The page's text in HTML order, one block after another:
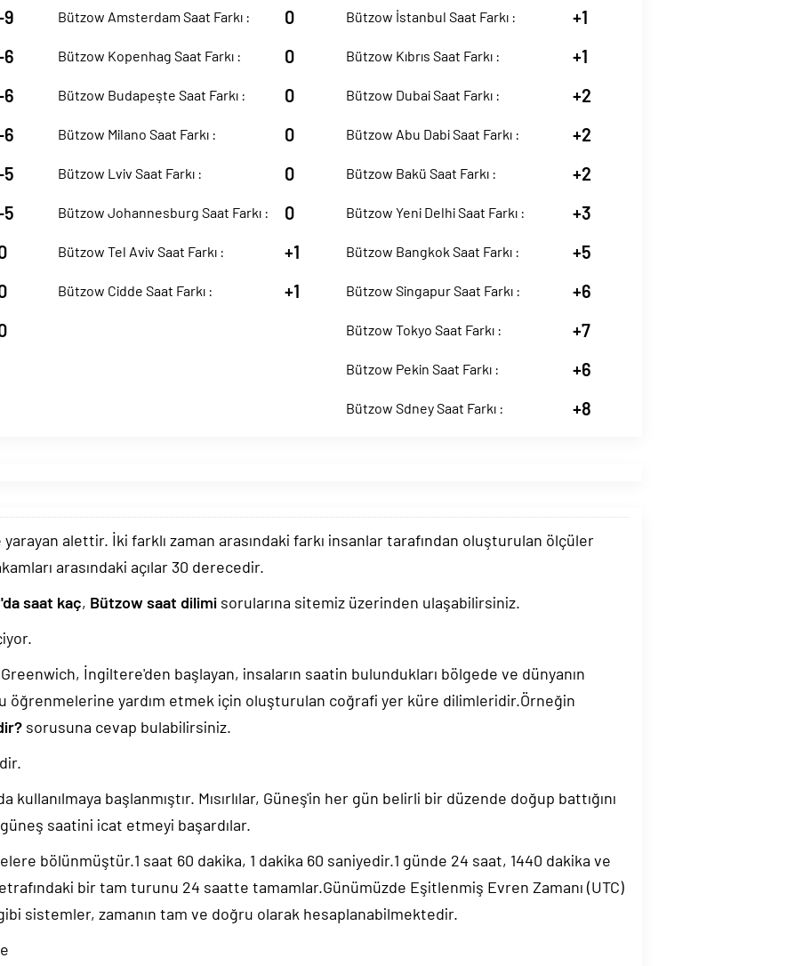
Bützow Amsterdam Saat Farkı : 0
Bützow Kopenhag Saat Farkı : 0
Bützow Budapeşte Saat Farkı : 0
Bützow Milano Saat Farkı : 0
Bützow Lviv Saat Farkı : 0
Bützow Johannesburg Saat Farkı : 0
Bützow Tel Aviv Saat Farkı : +1
Bützow Cidde Saat Farkı : +1
Bützow İstanbul Saat Farkı : +1
Bützow Kıbrıs Saat Farkı : +1
Bützow Dubai Saat Farkı : +2
Bützow Abu Dabi Saat Farkı : +2
Bützow Bakü Saat Farkı : +2
Bützow Yeni Delhi Saat Farkı : +3
Bützow Bangkok Saat Farkı : +5
Bützow Singapur Saat Farkı : +6
Bützow Tokyo Saat Farkı : +7
Bützow Pekin Saat Farkı : +6
Bützow Sdney Saat Farkı : +8
alettir. İki farklı zaman arasındaki farkı insanlar tarafından oluşturulan ölçüler
arasındaki açılar 30 derecedir.
saat kaç, Bützow saat dilimi sorularına sitemiz üzerinden ulaşabilirsiniz.
İngiltere'den başlayan, insaların saatin bulundukları bölgede ve dünyanın
öğrenmelerine yardım etmek için oluşturulan coğrafi yer küre dilimleridir.Örneğin
sorusuna cevap bulabilirsiniz.
kullanılmaya başlanmıştır. Mısırlılar, Güneş'in her gün belirli bir düzende doğup battığını
saatini icat etmeyi başardılar.
bölünmüştür.1 saat 60 dakika, 1 dakika 60 saniyedir.1 günde 24 saat, 1440 dakika ve
bir tam turunu 24 saatte tamamlar.Günümüzde Eşitlenmiş Evren Zamanı (UTC)
sistemler, zamanın tam ve doğru olarak hesaplanabilmektedir.